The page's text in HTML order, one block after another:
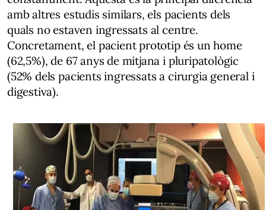
amb altres estudis similars, els pacients dels
quals no estaven ingressats al centre.
Concretament, el pacient prototip és un home
(62,5%), de 67 anys de mitjana i pluripatològic
(52% dels pacients ingressats a cirurgia general i
digestiva).